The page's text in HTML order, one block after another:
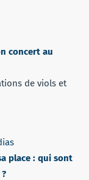
concert au
de viols et
place : qui sont